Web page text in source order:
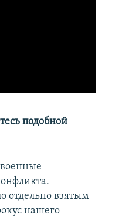
подобной
отдельно взятым
нашего